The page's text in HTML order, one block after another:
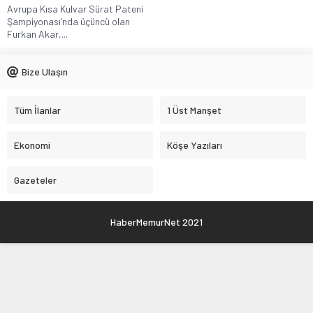
Avrupa Kısa Kulvar Sürat Pateni
Şampiyonası’nda üçüncü olan
Furkan Akar,...
Bize Ulaşın
Tüm İlanlar 1 Üst Manşet
Ekonomi Köşe Yazıları
Gazeteler
HaberMemurNet 2021